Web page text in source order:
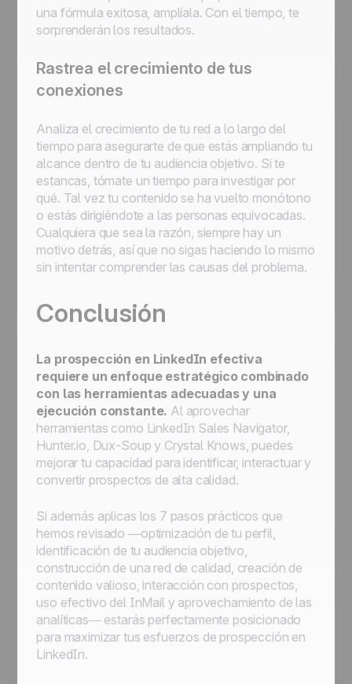
una fórmula exitosa, amplíala. Con el tiempo, te
sorprenderán los resultados.
Rastrea el crecimiento de tus
conexiones
Analiza el crecimiento de tu red a lo largo del
tiempo para asegurarte de que estás ampliando tu
alcance dentro de tu audiencia objetivo. Si te
estancas, tómate un tiempo para investigar por
qué. Tal vez tu contenido se ha vuelto monótono
o estás dirigiéndote a las personas equivocadas.
Cualquiera que sea la razón, siempre hay un
motivo detrás, así que no sigas haciendo lo mismo
sin intentar comprender las causas del problema.
Conclusión
La prospección en LinkedIn efectiva
requiere un enfoque estratégico combinado
con las herramientas adecuadas y una
ejecución constante. Al aprovechar
herramientas como LinkedIn Sales Navigator,
Hunter.io, Dux-Soup y Crystal Knows, puedes
mejorar tu capacidad para identificar, interactuar y
convertir prospectos de alta calidad.
Si además aplicas los 7 pasos prácticos que
hemos revisado —optimización de tu perfil,
identificación de tu audiencia objetivo,
construcción de una red de calidad, creación de
contenido valioso, interacción con prospectos,
uso efectivo del InMail y aprovechamiento de las
analíticas— estarás perfectamente posicionado
para maximizar tus esfuerzos de prospección en
LinkedIn.